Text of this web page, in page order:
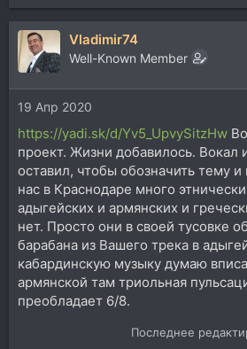
Vladimir74
Well-Known Member
19 Апр 2020
https://yadi.sk/d/Yv5_UpvySitzHw
проект. Жизни добавилось. Вокал
оставил, чтобы обозначить тему
нас в Краснодаре много
адыгейских и армянских и
нет. Просто они в своей тусовке
барабана из Вашего трека в
кабардинскую музыку думаю
армянской там триольная
преобладает 6/8.
Последнее